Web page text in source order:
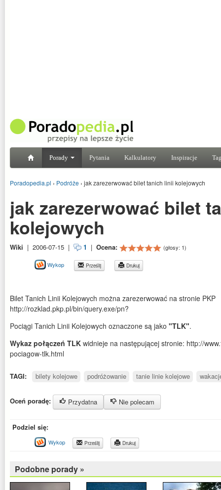
Porady Pytania Kalkulatory Inspiracje
Poradopedia.pl › Podróże › jak zarezerwować bilet tanich linii kolejowych
jak zarezerwować bilet
kolejowych
Wiki | 2006-07-15 | 1 | Ocena: (głosy: 1)
Wykop Prześlij Drukuj
Bilet Tanich Linii Kolejowych można zarezerwować na stronie PKP
http://rozklad.pkp.pl/bin/query.exe/pn?
Pociągi Tanich Linii Kolejowych oznaczone są jako "TLK".
Wykaz połączeń TLK widnieje na następującej stronie: http://
pociagow-tlk.html
TAGI: bilety kolejowe podróżowanie tanie linie kolejowe
Oceń poradę: Przydatna Nie polecam
Podziel się:
Wykop Prześlij Drukuj
Podobne porady »